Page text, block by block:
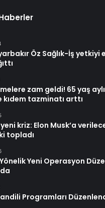
Öz Sağlık-İş yetkiyi
zam geldi! 65 yaş
kıdem tazminatı arttı
kriz: Elon Musk’a
topladı
Yeni Operasyon
Programları